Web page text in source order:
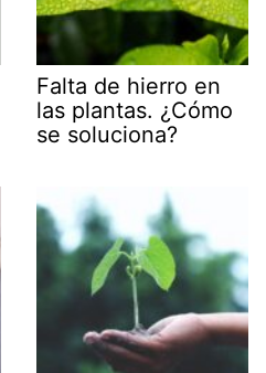
Falta de hierro en
las plantas. ¿Cómo
se soluciona?